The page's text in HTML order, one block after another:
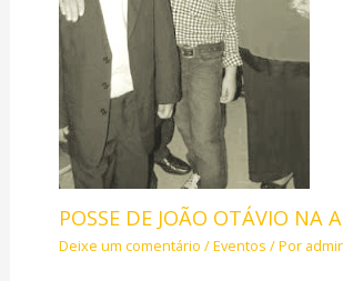
POSSE DE JOÃO OTÁVIO NA
Deixe um comentário /Eventos / Por